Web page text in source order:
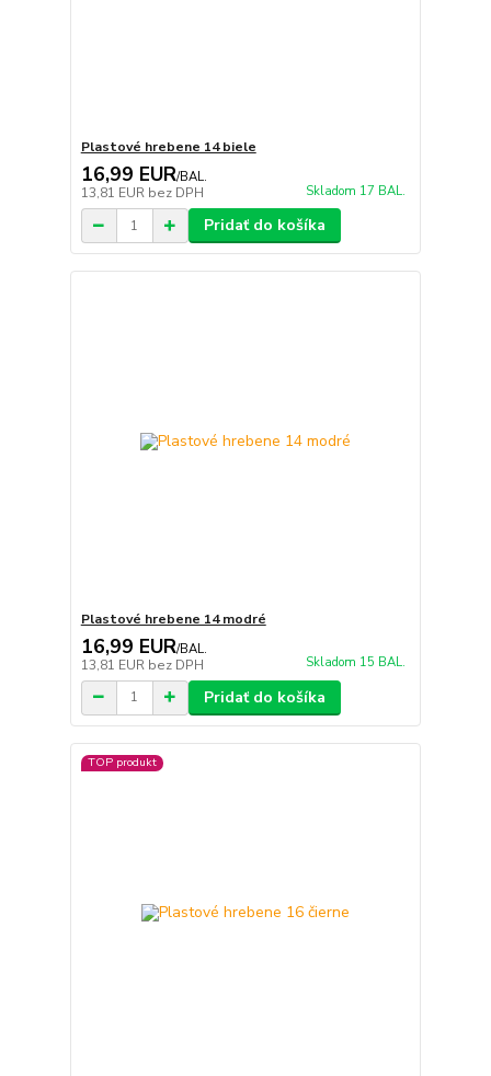
Plastové hrebene 14 biele
16,99 EUR/BAL.
13,81 EUR bez DPH Skladom 17 BAL.
Pridať do košíka
Plastové hrebene 14 modré
16,99 EUR/BAL.
13,81 EUR bez DPH Skladom 15 BAL.
Pridať do košíka
TOP produkt